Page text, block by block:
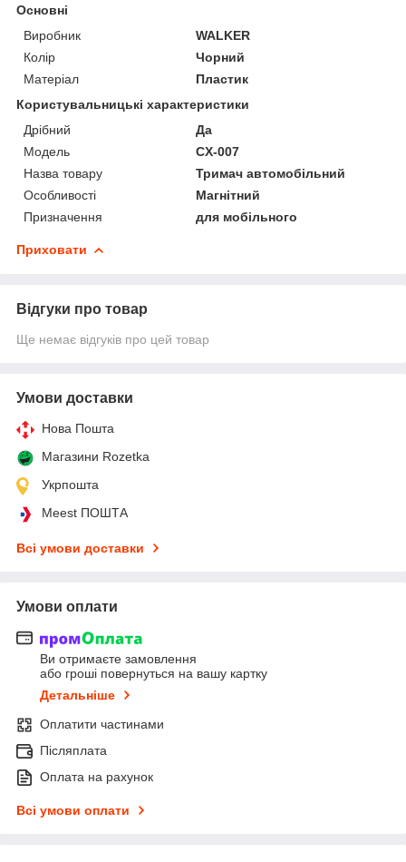
Основні
Виробник
WALKER
Колір
Чорний
Матеріал
Пластик
Користувальницькі характеристики
Дрібний
Да
Мoдель
CX-007
Назва товару
Тримач автомобільний
Особливості
Магнітний
Призначення
для мобільного
Приховати
Відгуки про товар
Ще немає відгуків про цей товар
Умови доставки
Нова Пошта
Магазини Rozetka
Укрпошта
Meest ПОШТА
Всі умови доставки
Умови оплати
Ви отримаєте замовлення
або гроші повернуться на вашу картку
Детальніше
Оплатити частинами
Післяплата
Оплата на рахунок
Всі умови оплати